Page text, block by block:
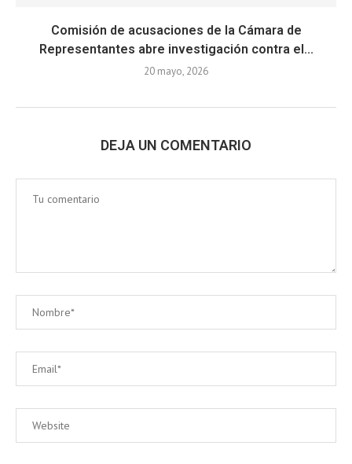
Comisión de acusaciones de la Cámara de
Representantes abre investigación contra el...
20 mayo, 2026
DEJA UN COMENTARIO